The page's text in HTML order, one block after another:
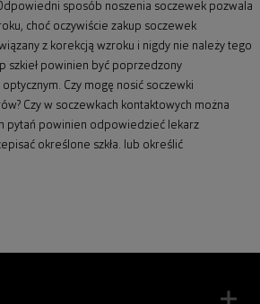
sposób noszenia soczewek pozwala
choć oczywiście zakup soczewek
z korekcją wzroku i nigdy nie należy tego
szkieł powinien być poprzedzony
Czy mogę nosić soczewki
Czy w soczewkach kontaktowych można
pytań powinien odpowiedzieć lekarz
określone szkła. lub określić